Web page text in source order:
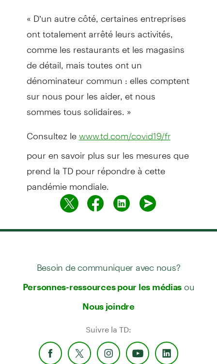
« D’un autre côté, certaines entreprises
ont totalement arrêté leurs activités,
comme les restaurants et les magasins
de détail, mais toutes ont un
dénominateur commun : elles comptent
sur nous pour les aider, et nous
sommes tous solidaires. »
Consultez le www.td.com/covid19/fr
pour en savoir plus sur les mesures que
prend la TD pour répondre à cette
pandémie mondiale.
Besoin de communiquer avec nous?
Personnes-ressources pour les médias ou
Nous joindre
Suivre la TD: